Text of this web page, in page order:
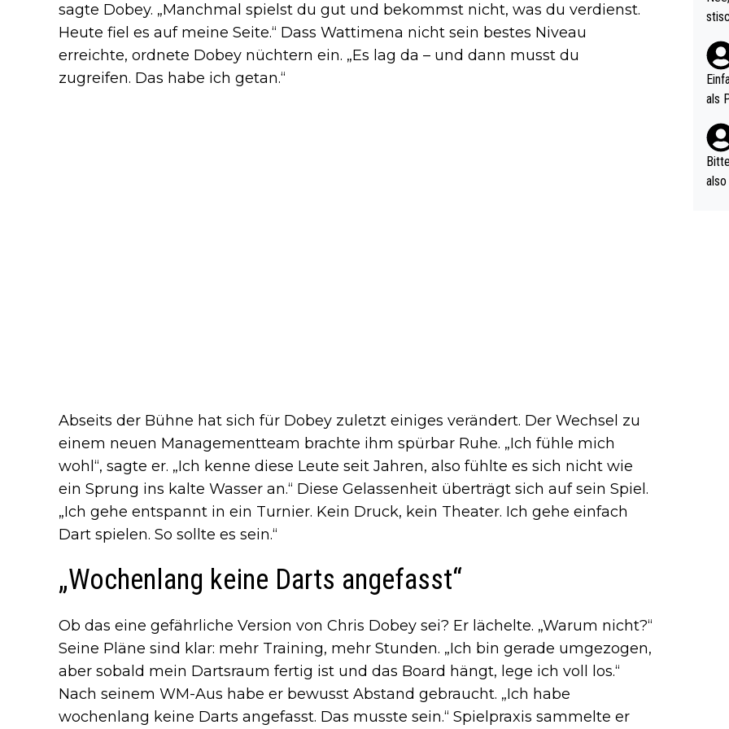
sagte Dobey. „Manchmal spielst du gut und bekommst nicht, was du verdienst.
Heute fiel es auf meine Seite.“ Dass Wattimena nicht sein bestes Niveau
erreichte, ordnete Dobey nüchtern ein. „Es lag da – und dann musst du
zugreifen. Das habe ich getan.“
Abseits der Bühne hat sich für Dobey zuletzt einiges verändert. Der Wechsel zu
einem neuen Managementteam brachte ihm spürbar Ruhe. „Ich fühle mich
wohl“, sagte er. „Ich kenne diese Leute seit Jahren, also fühlte es sich nicht wie
ein Sprung ins kalte Wasser an.“ Diese Gelassenheit überträgt sich auf sein Spiel.
„Ich gehe entspannt in ein Turnier. Kein Druck, kein Theater. Ich gehe einfach
Dart spielen. So sollte es sein.“
„Wochenlang keine Darts angefasst“
Ob das eine gefährliche Version von Chris Dobey sei? Er lächelte. „Warum nicht?“
Seine Pläne sind klar: mehr Training, mehr Stunden. „Ich bin gerade umgezogen,
aber sobald mein Dartsraum fertig ist und das Board hängt, lege ich voll los.“
Nach seinem WM-Aus habe er bewusst Abstand gebraucht. „Ich habe
wochenlang keine Darts angefasst. Das musste sein.“ Spielpraxis sammelte er
(in
als
nes
ttler
vV
als